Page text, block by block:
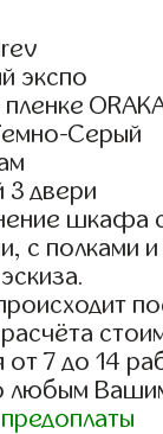
экспо
Серый
3 двери
шкафа
с полками
7 до 14
любым